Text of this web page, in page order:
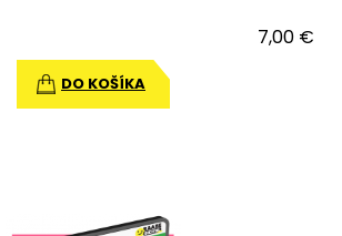
7,00 €
DO KOŠÍKA